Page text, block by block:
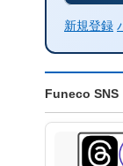
新規登録
Funeco SNS